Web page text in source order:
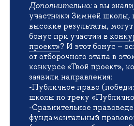
Дополнительно:а вы
участники Зимней школы,
высокие результаты,
бонус при участии в
проект»? И этот бонус –
от отборочного этапа в
конкурсе «Твой проект»,
заявили направления:
-Публичное право
школы по треку
-Сравнительное
фундаментальный